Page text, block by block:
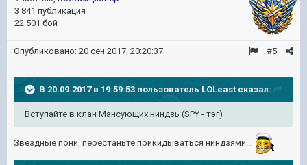
3 841 публикация
22 501 бой
#5
Опубликовано: 20 сен 2017, 20:20:37
В 20.09.2017 в 19:59:53 пользователь LOLeast сказал:
Вступайте в клан Мансующих ниндзь (SPY - тэг)
Звёздные пони, перестаньте прикидываться ниндзями...